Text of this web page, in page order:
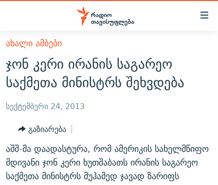
Accessibility
მთავარ
შინაარსზე
დაბრუნება
მთავარ
დაბრუნება
ძიებაზე
დაბრუნება
ᲐᲮᲐᲚᲘ ᲐᲛᲑᲔᲑᲘ
ᲗᲔᲛᲔᲑᲘ
ᲞᲝᲚᲘᲢᲘᲙᲐ
ᲔᲙᲝᲜᲝᲛᲘᲙᲐ
ᲡᲐᲖᲝᲒᲐᲓᲝᲔᲑᲐ
ᲡᲞᲝᲠᲢᲘ
ᲕᲘᲓᲔᲝ
ᲑᲚᲝᲒᲔᲑᲘ
ᲞᲝᲓᲙᲐᲡᲢᲔᲑᲘ
ᲜᲘᲙᲝᲡ ᲞᲝᲓᲙᲐᲡᲢᲘ
60 ᲓᲔᲪᲘᲑᲔᲚᲘ
ᲗᲐᲕᲘᲡᲣᲤᲚᲔᲑᲘᲡ ᲛᲝᲜᲘᲢᲝᲠᲘ
ᲤᲔᲜᲝᲕᲐᲜᲘ - 2.10
ᲗᲥᲕᲔᲜᲘ ᲞᲣᲑᲚᲘᲙᲐᲪᲘᲔᲑᲘ
ᲞᲠᲝᲔᲥᲢᲔᲑᲘ
ᲐᲮᲐᲚᲘ ᲐᲛᲑᲔᲑᲘ
ჯონ კერი ირანის საგარეო
საქმეთა მინისტრს შეხვდება
სექტემბერი 24, 2013
გაზიარება
აშშ-მა დაადასტურა, რომ ამერიკის სახელმწიფო
მდივანი ჯონ კერი ხუთშაბათს ირანის საგარეო
საქმეთა მინისტრს მუჰამედ ჯავად ზარიფს